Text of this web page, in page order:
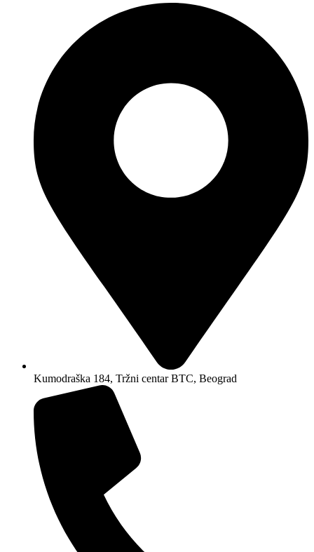
Kumodraška 184, Tržni centar BTC, Beograd